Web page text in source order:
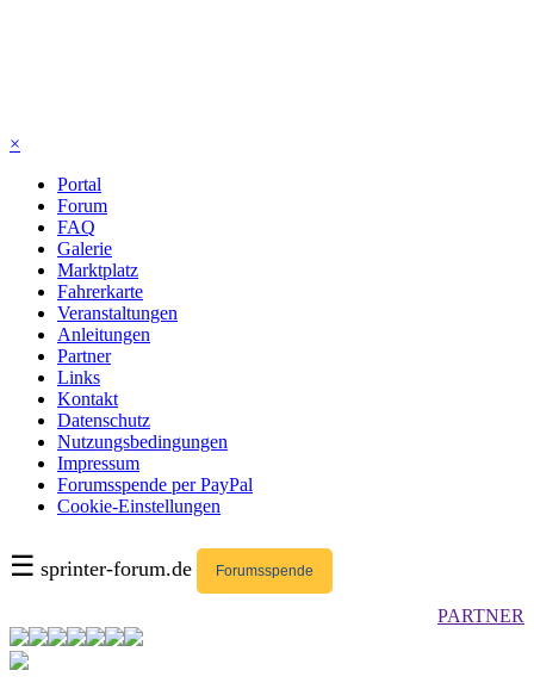
×
Portal
Forum
FAQ
Galerie
Marktplatz
Fahrerkarte
Veranstaltungen
Anleitungen
Partner
Links
Kontakt
Datenschutz
Nutzungsbedingungen
Impressum
Forumsspende per PayPal
Cookie-Einstellungen
☰ sprinter-forum.de Forumsspende
PARTNER